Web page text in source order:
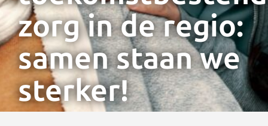
zorg in de regio:
samen staan we
sterker!